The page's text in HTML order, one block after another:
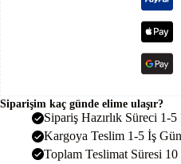
Siparişim kaç günde elime ulaşır?
Sipariş Hazırlık Süreci 1-
Kargoya Teslim 1-5 İş
Toplam Teslimat Süresi